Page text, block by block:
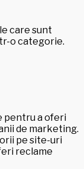
care sunt
o categorie.
pentru a oferi
de marketing.
pe site-uri
reclame